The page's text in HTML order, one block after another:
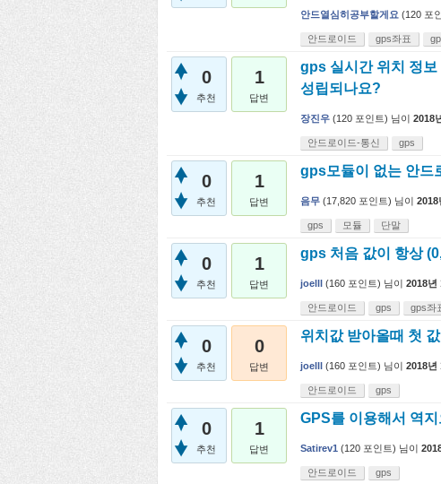
안드열심히공부할게요 (120 포
안드로이드 gps좌표
0
추천
1
답변
gps 실시간 위치 정
성립되나요?
장진우 (120 포인트) 님이 2018
안드로이드-통신 gps
0
추천
1
답변
gps모듈이 없는 안드
음무 (17,820 포인트) 님이 2018
gps 모듈 단말
0
추천
1
답변
gps 처음 값이 항상
joelll (160 포인트) 님이 2018년
안드로이드 gps gps좌
0
추천
0
답변
위치값 받아올때 첫 값
joelll (160 포인트) 님이 2018년
안드로이드 gps
0
추천
1
답변
GPS를 이용해서 역
Satirev1 (120 포인트) 님이
안드로이드 gps